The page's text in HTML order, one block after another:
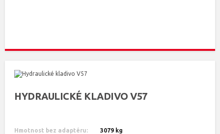
HYDRAULICKÉ KLADIVO V57
Hmotnost bez adaptéru: 3079 kg